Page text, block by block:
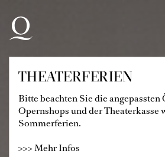
Zur Hauptnavigation springen
Zum Hauptinhalt springen
Zum Footer springen
THEATERFERIEN
Bitte beachten Sie die angepassten
Opernshops und der Theaterkasse
Sommerferien.
>>> Mehr Infos